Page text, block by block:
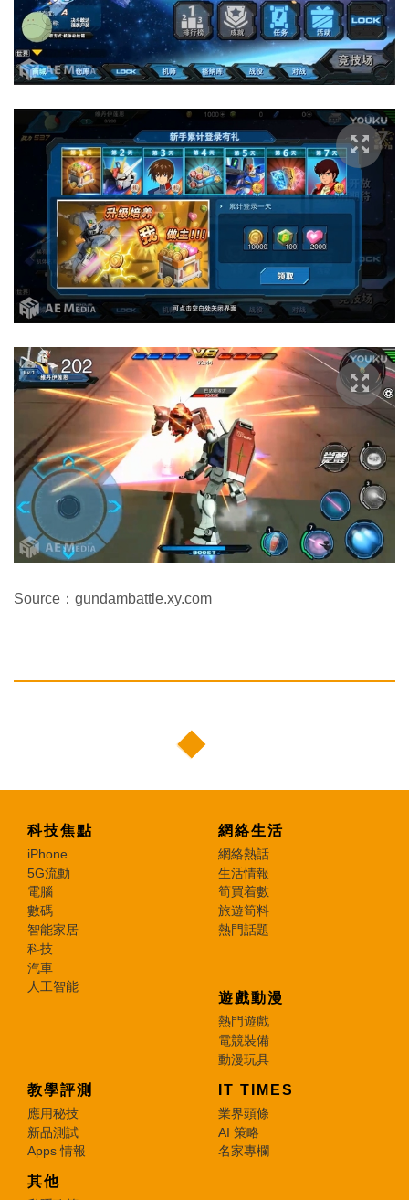
Source：gundambattle.xy.com
科技焦點
iPhone
5G流動
電腦
數碼
智能家居
科技
汽車
人工智能
網絡生活
網絡熱話
生活情報
筍買着數
旅遊筍料
熱門話題
遊戲動漫
熱門遊戲
電競裝備
動漫玩具
教學評測
應用秘技
新品測試
Apps 情報
IT TIMES
業界頭條
AI 策略
名家專欄
其他